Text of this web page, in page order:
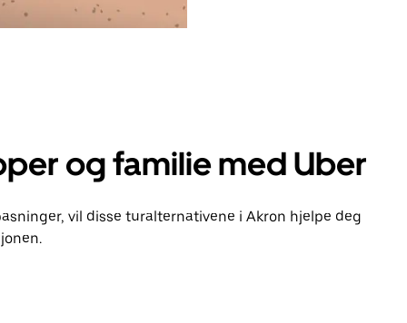
og familie med Uber
vil disse turalternativene i Akron hjelpe deg